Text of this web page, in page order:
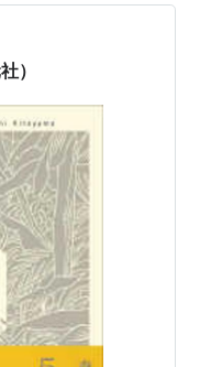
させるものじゃな
うのが定石。 いわ
なのである。 本書
）